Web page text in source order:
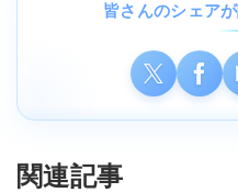
皆さんのシェア
関連記事